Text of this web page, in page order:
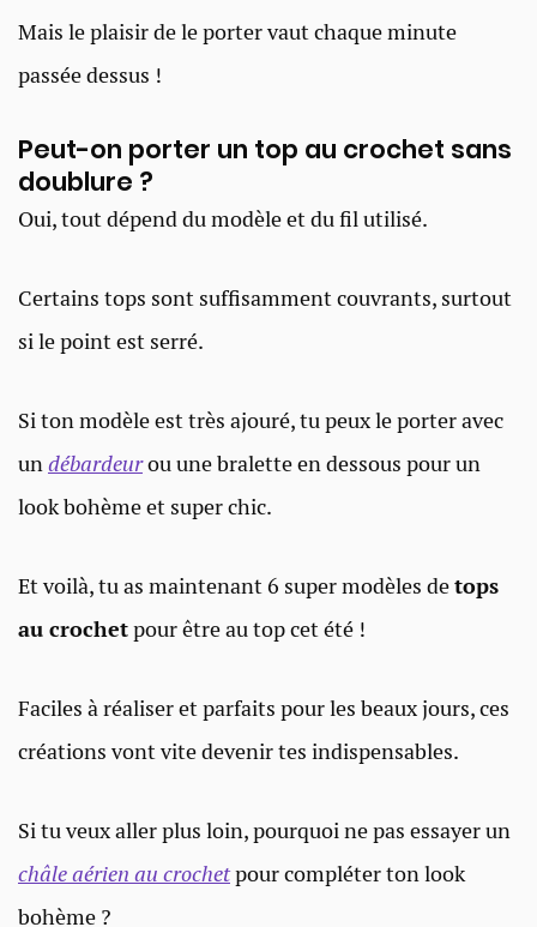
Mais le plaisir de le porter vaut chaque minute
passée dessus !
Peut-on porter un top au crochet sans
doublure ?
Oui, tout dépend du modèle et du fil utilisé.
Certains tops sont suffisamment couvrants, surtout
si le point est serré.
Si ton modèle est très ajouré, tu peux le porter avec
un débardeurou une bralette en dessous pour un
look bohème et super chic.
Et voilà, tu as maintenant 6 super modèles detops
au crochetpour être au top cet été !
Faciles à réaliser et parfaits pour les beaux jours, ces
créations vont vite devenir tes indispensables.
Si tu veux aller plus loin, pourquoi ne pas essayer un
châle aérien au crochetpour compléter ton look
bohème ?